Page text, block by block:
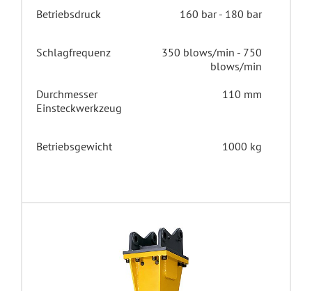
Betriebsdruck 160 bar - 180 bar
Schlagfrequenz
350 blows/min - 750
blows/min
Durchmesser
Einsteckwerkzeug
110 mm
Betriebsgewicht 1000 kg